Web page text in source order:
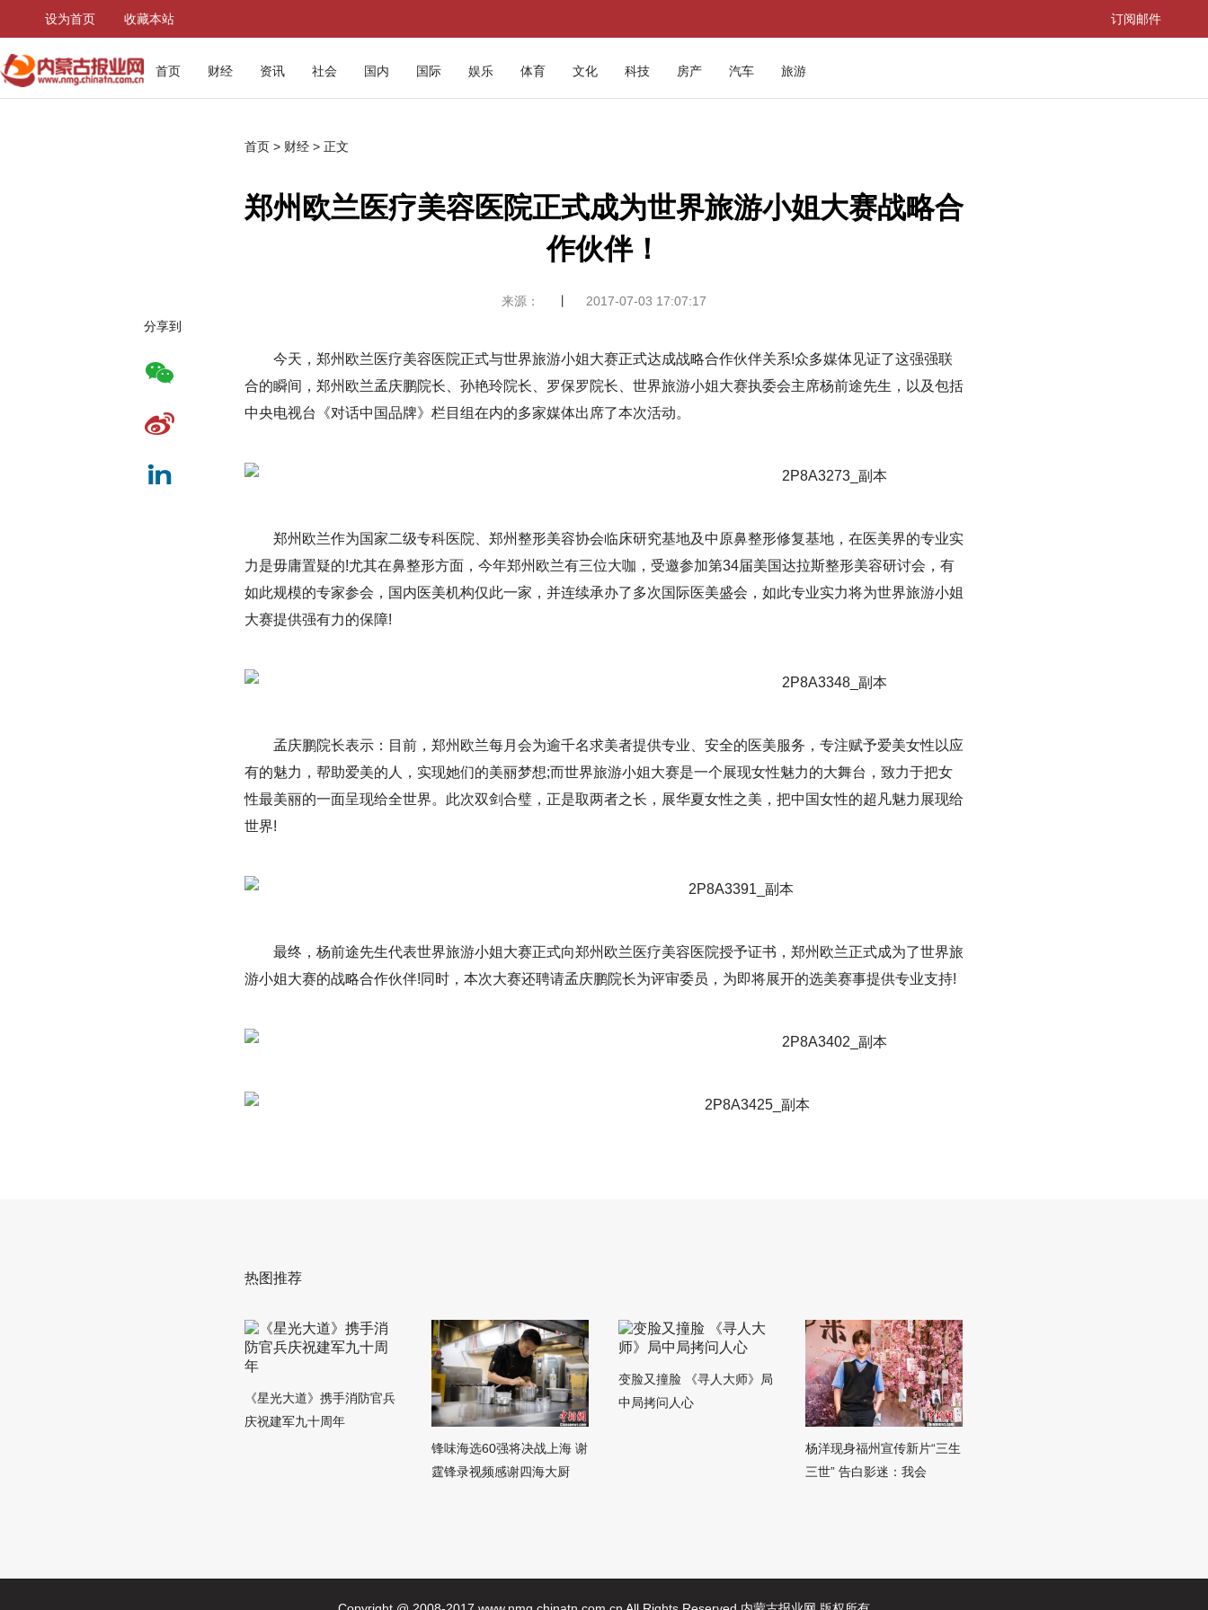
设为首页 收藏本站 订阅邮件
首页 财经 资讯 社会 国内 国际 娱乐 体育 文化 科技 房产 汽车 旅游
首页 > 财经 > 正文
郑州欧兰医疗美容医院正式成为世界旅游小姐大赛战略合
作伙伴！
来源： 2017-07-03 17:07:17
今天，郑州欧兰医疗美容医院正式与世界旅游小姐大赛正式达成战略合作伙伴关系!众多媒体见证了这强强联
合的瞬间，郑州欧兰孟庆鹏院长、孙艳玲院长、罗保罗院长、世界旅游小姐大赛执委会主席杨前途先生，以及包括
中央电视台《对话中国品牌》栏目组在内的多家媒体出席了本次活动。
郑州欧兰作为国家二级专科医院、郑州整形美容协会临床研究基地及中原鼻整形修复基地，在医美界的专业实
力是毋庸置疑的!尤其在鼻整形方面，今年郑州欧兰有三位大咖，受邀参加第34届美国达拉斯整形美容研讨会，有
如此规模的专家参会，国内医美机构仅此一家，并连续承办了多次国际医美盛会，如此专业实力将为世界旅游小姐
大赛提供强有力的保障!
孟庆鹏院长表示：目前，郑州欧兰每月会为逾千名求美者提供专业、安全的医美服务，专注赋予爱美女性以应
有的魅力，帮助爱美的人，实现她们的美丽梦想;而世界旅游小姐大赛是一个展现女性魅力的大舞台，致力于把女
性最美丽的一面呈现给全世界。此次双剑合璧，正是取两者之长，展华夏女性之美，把中国女性的超凡魅力展现给
世界!
最终，杨前途先生代表世界旅游小姐大赛正式向郑州欧兰医疗美容医院授予证书，郑州欧兰正式成为了世界旅
游小姐大赛的战略合作伙伴!同时，本次大赛还聘请孟庆鹏院长为评审委员，为即将展开的选美赛事提供专业支持!
分享到
热图推荐
《星光大道》携手消防官兵
庆祝建军九十周年
锋味海选60强将决战上海 谢
霆锋录视频感谢四海大厨
变脸又撞脸 《寻人大师》局
中局拷问人心
杨洋现身福州宣传新片“三生
三世” 告白影迷：我会